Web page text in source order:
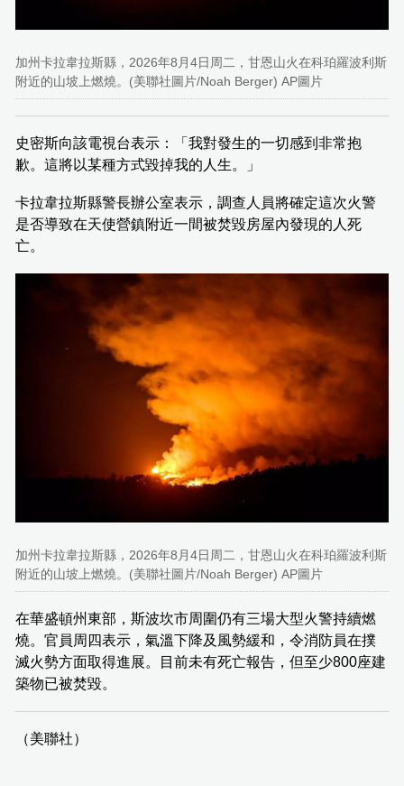
加州卡拉韋拉斯縣，2026年8月4日周二，甘恩山火在科珀羅波利斯
附近的山坡上燃燒。(美聯社圖片/Noah Berger) AP圖片
史密斯向該電視台表示：「我對發生的一切感到非常抱
歉。這將以某種方式毀掉我的人生。」
卡拉韋拉斯縣警長辦公室表示，調查人員將確定這次火警
是否導致在天使營鎮附近一間被焚毀房屋內發現的人死
亡。
加州卡拉韋拉斯縣，2026年8月4日周二，甘恩山火在科珀羅波利斯
附近的山坡上燃燒。(美聯社圖片/Noah Berger) AP圖片
在華盛頓州東部，斯波坎市周圍仍有三場大型火警持續燃
燒。官員周四表示，氣溫下降及風勢緩和，令消防員在撲
滅火勢方面取得進展。目前未有死亡報告，但至少800座建
築物已被焚毀。
（美聯社）